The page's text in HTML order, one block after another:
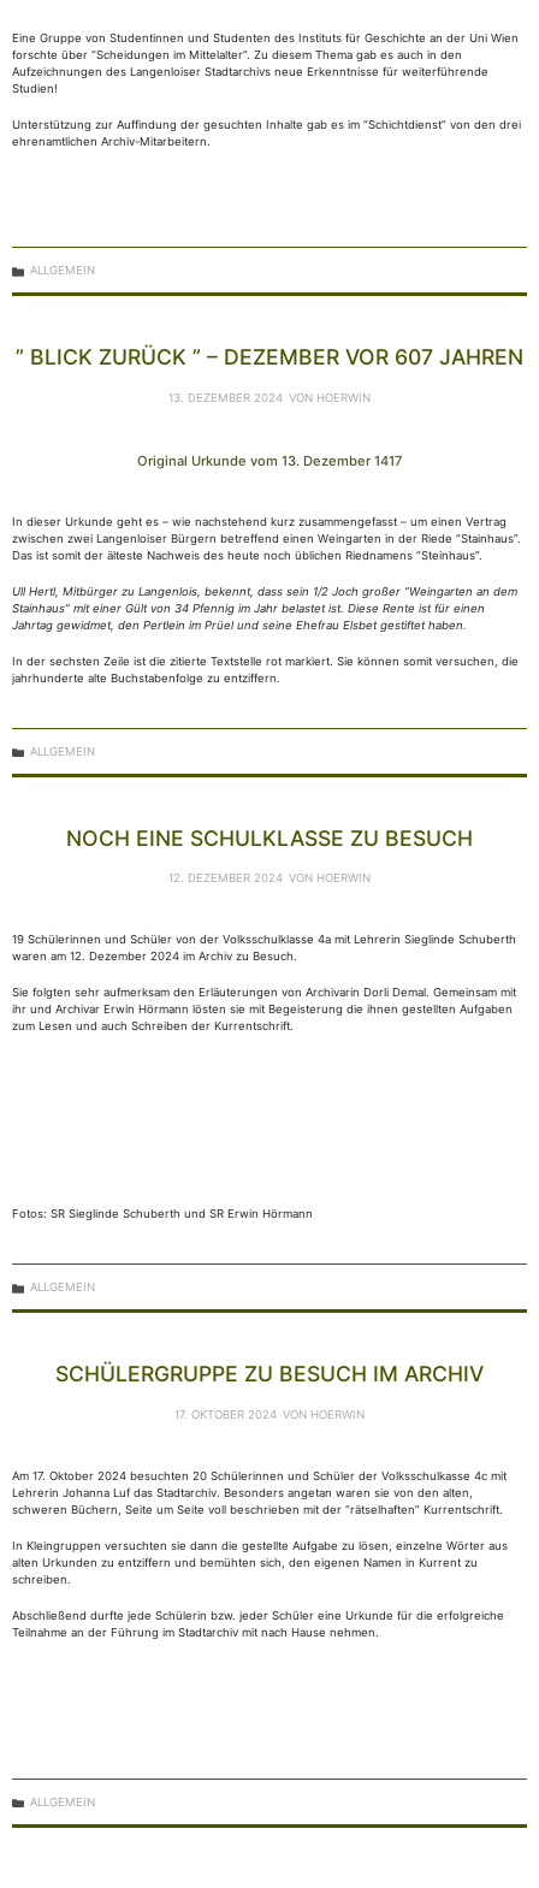
Eine Gruppe von Studentinnen und Studenten des Instituts für Geschichte an der Uni Wien
forschte über “Scheidungen im Mittelalter”. Zu diesem Thema gab es auch in den
Aufzeichnungen des Langenloiser Stadtarchivs neue Erkenntnisse für weiterführende
Studien!
Unterstützung zur Auffindung der gesuchten Inhalte gab es im “Schichtdienst” von den drei
ehrenamtlichen Archiv-Mitarbeitern.
KATEGORIEN
ALLGEMEIN
” BLICK ZURÜCK ” – DEZEMBER VOR 607 JAHREN
13. DEZEMBER 2024 VON HOERWIN
Original Urkunde vom 13. Dezember 1417
In dieser Urkunde geht es – wie nachstehend kurz zusammengefasst – um einen Vertrag
zwischen zwei Langenloiser Bürgern betreffend einen Weingarten in der Riede “Stainhaus”.
Das ist somit der älteste Nachweis des heute noch üblichen Riednamens “Steinhaus”.
Ull Hertl, Mitbürger zu Langenlois, bekennt, dass sein 1/2 Joch großer “Weingarten an dem
Stainhaus” mit einer Gült von 34 Pfennig im Jahr belastet ist. Diese Rente ist für einen
Jahrtag gewidmet, den Pertlein im Prüel und seine Ehefrau Elsbet gestiftet haben.
In der sechsten Zeile ist die zitierte Textstelle rot markiert. Sie können somit versuchen, die
jahrhunderte alte Buchstabenfolge zu entziffern.
KATEGORIEN
ALLGEMEIN
NOCH EINE SCHULKLASSE ZU BESUCH
12. DEZEMBER 2024 VON HOERWIN
19 Schülerinnen und Schüler von der Volksschulklasse 4a mit Lehrerin Sieglinde Schuberth
waren am 12. Dezember 2024 im Archiv zu Besuch.
Sie folgten sehr aufmerksam den Erläuterungen von Archivarin Dorli Demal. Gemeinsam mit
ihr und Archivar Erwin Hörmann lösten sie mit Begeisterung die ihnen gestellten Aufgaben
zum Lesen und auch Schreiben der Kurrentschrift.
Fotos: SR Sieglinde Schuberth und SR Erwin Hörmann
KATEGORIEN
ALLGEMEIN
SCHÜLERGRUPPE ZU BESUCH IM ARCHIV
17. OKTOBER 2024 VON HOERWIN
Am 17. Oktober 2024 besuchten 20 Schülerinnen und Schüler der Volksschulkasse 4c mit
Lehrerin Johanna Luf das Stadtarchiv. Besonders angetan waren sie von den alten,
schweren Büchern, Seite um Seite voll beschrieben mit der “rätselhaften” Kurrentschrift.
In Kleingruppen versuchten sie dann die gestellte Aufgabe zu lösen, einzelne Wörter aus
alten Urkunden zu entziffern und bemühten sich, den eigenen Namen in Kurrent zu
schreiben.
Abschließend durfte jede Schülerin bzw. jeder Schüler eine Urkunde für die erfolgreiche
Teilnahme an der Führung im Stadtarchiv mit nach Hause nehmen.
KATEGORIEN
ALLGEMEIN